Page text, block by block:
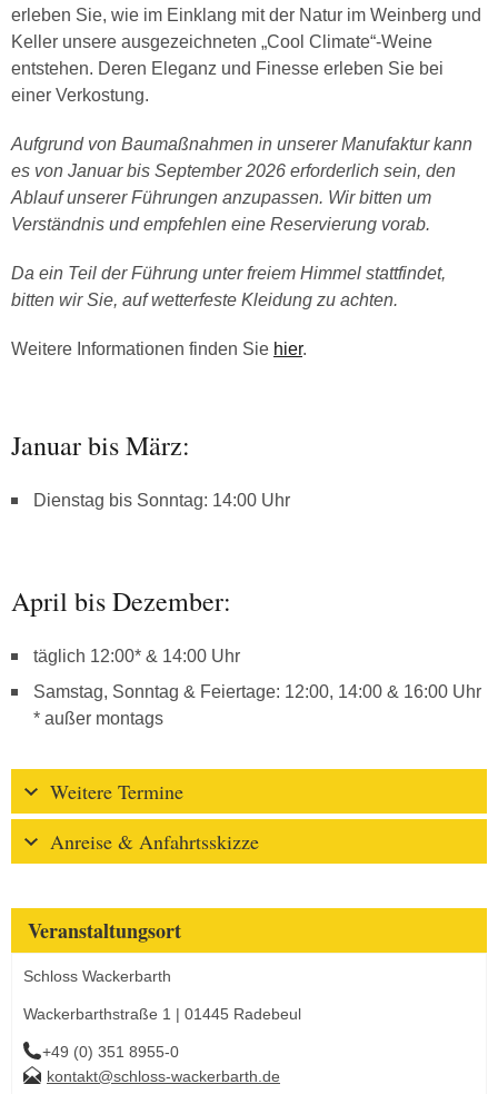
erleben Sie, wie im Einklang mit der Natur im Weinberg und
Keller unsere ausgezeichneten „Cool Climate“-Weine
entstehen. Deren Eleganz und Finesse erleben Sie bei
einer Verkostung.
Aufgrund von Baumaßnahmen in unserer Manufaktur kann
es von Januar bis September 2026 erforderlich sein, den
Ablauf unserer Führungen anzupassen. Wir bitten um
Verständnis und empfehlen eine Reservierung vorab.
Da ein Teil der Führung unter freiem Himmel stattfindet,
bitten wir Sie, auf wetterfeste Kleidung zu achten.
Weitere Informationen finden Sie hier.
Januar bis März:
Dienstag bis Sonntag: 14:00 Uhr
April bis Dezember:
täglich 12:00* & 14:00 Uhr
Samstag, Sonntag & Feiertage: 12:00, 14:00 & 16:00 Uhr
* außer montags
Weitere Termine
Anreise & Anfahrtsskizze
Veranstaltungsort
Schloss Wackerbarth
Wackerbarthstraße 1 | 01445 Radebeul
+49 (0) 351 8955-0
kontakt@schloss-wackerbarth.de